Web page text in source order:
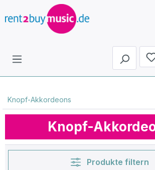
Knopf-Akkordeons
Knopf-
Produkte filtern